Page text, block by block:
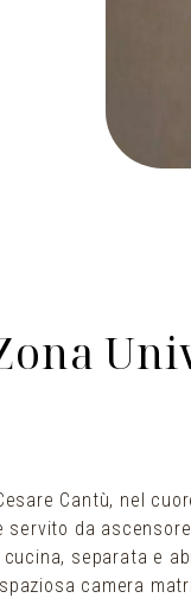
Cantù, nel
da
separata e
camera